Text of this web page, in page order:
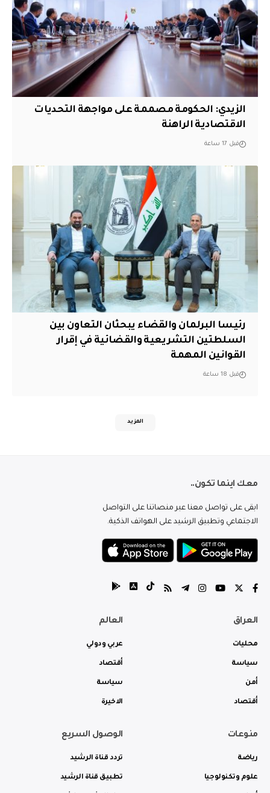
الزيدي: الحكومة مصممة على مواجهة التحديات
الاقتصادية الراهنة
قبل 17 ساعة
رئيسا البرلمان والقضاء يبحثان التعاون بين
السلطتين التشريعية والقضائية في إقرار
القوانين المهمة
قبل 18 ساعة
المزيد
معك اينما تكون..
ابقى على تواصل معنا عبر منصاتنا على التواصل
الاجتماعي وتطبيق الرشيد على الهواتف الذكية.
العراق
محليات
سياسة
أمن
أقتصاد
العالم
عربي ودولي
أقتصاد
سياسة
الاخيرة
منوعات
رياضة
علوم وتكنولوجيا
الوصول السريع
تردد قناة الرشيد
تطبيق قناة الرشيد